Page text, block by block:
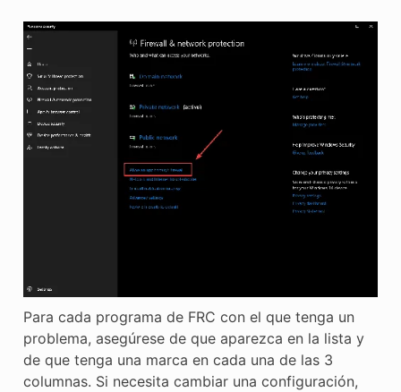
Para cada programa de FRC con el que tenga un
problema, asegúrese de que aparezca en la lista y
de que tenga una marca en cada una de las 3
columnas. Si necesita cambiar una configuración,